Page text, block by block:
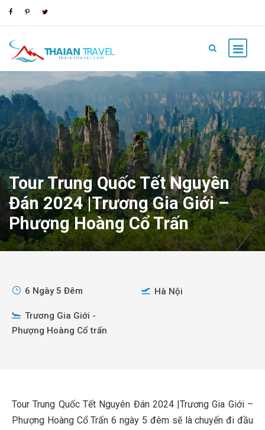
Tour Trung Quốc Tết Nguyên
Đán 2024 |Trương Gia Giới –
Phượng Hoàng Cổ Trấn
6 Ngày 5 Đêm Hà Nội
Trương Gia Giới -
Phượng Hoàng Cổ trấn
Tour Trung Quốc Tết Nguyên Đán 2024 |Trương Gia Giới –
Phượng Hoàng Cổ Trấn 6 ngày 5 đêm sẽ là chuyến đi đầu